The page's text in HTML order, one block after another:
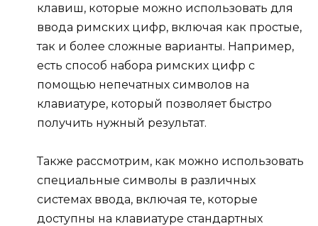
клавиш, которые можно использовать для
ввода римских цифр, включая как простые,
так и более сложные варианты. Например,
есть способ набора римских цифр с
помощью непечатных символов на
клавиатуре, который позволяет быстро
получить нужный результат.
Также рассмотрим, как можно использовать
специальные символы в различных
системах ввода, включая те, которые
доступны на клавиатуре стандартных